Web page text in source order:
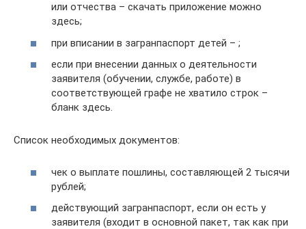
или отчества – скачать приложение можно
здесь;
при вписании в загранпаспорт детей – ;
если при внесении данных о деятельности
заявителя (обучении, службе, работе) в
соответствующей графе не хватило строк –
бланк здесь.
Список необходимых документов:
чек о выплате пошлины, составляющей 2 тысячи
рублей;
действующий загранпаспорт, если он есть у
заявителя (входит в основной пакет, так как при